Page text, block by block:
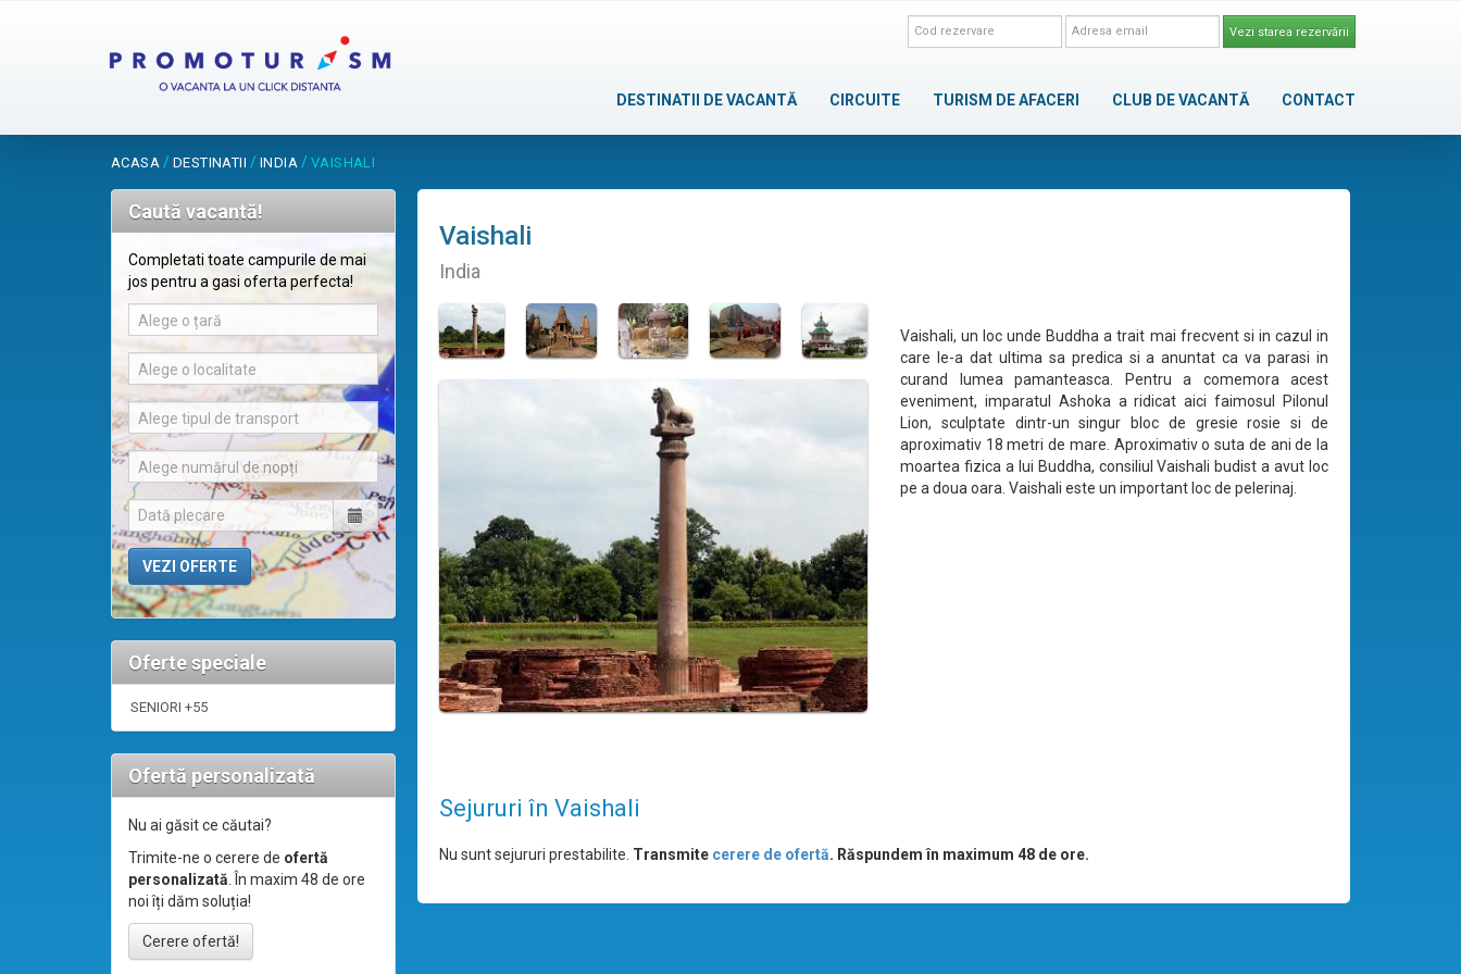
Vezi starea rezervării
DESTINATII DE VACANTĂ CIRCUITE TURISM DE AFACERI CLUB DE VACANTĂ CONTACT
ACASA / DESTINATII / INDIA / VAISHALI
Caută vacantă!
Completati toate campurile de mai
jos pentru a gasi oferta perfecta!
Alege o țară
Alege o localitate
Alege tipul de transport
Alege numărul de nopți
Oferte speciale
SENIORI +55
Ofertă personalizată
Nu ai găsit ce căutai?
Trimite-ne o cerere de ofertă
personalizată. În maxim 48 de ore
noi îți dăm soluția!
Cerere ofertă!
Vaishali
India
Vaishali, un loc unde Buddha a trait mai frecvent si in cazul in
care le-a dat ultima sa predica si a anuntat ca va parasi in
curand lumea pamanteasca. Pentru a comemora acest
eveniment, imparatul Ashoka a ridicat aici faimosul Pilonul
Lion, sculptate dintr-un singur bloc de gresie rosie si de
aproximativ 18 metri de mare. Aproximativ o suta de ani de la
moartea fizica a lui Buddha, consiliul Vaishali budist a avut loc
pe a doua oara. Vaishali este un important loc de pelerinaj.
Sejururi în Vaishali
Nu sunt sejururi prestabilite. Transmite cerere de ofertă. Răspundem în maximum 48 de ore.